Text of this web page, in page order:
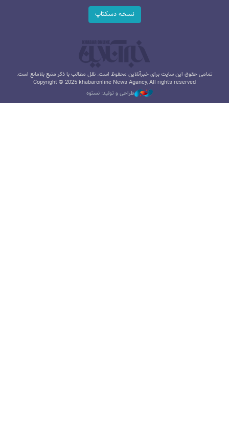
نسخه دسکتاپ
تمامی حقوق این سایت برای خبرآنلاین محفوظ است. نقل مطالب با ذکر منبع بلامانع است.
Copyright © 2025 khabaronline News Agancy, All rights reserved
طراحی و تولید: نستوه